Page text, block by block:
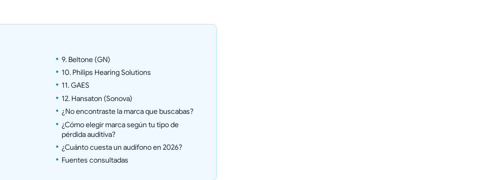
9. Beltone (GN)
10. Philips Hearing Solutions
11. GAES
12. Hansaton (Sonova)
¿No encontraste la marca que buscabas?
¿Cómo elegir marca según tu tipo de
pérdida auditiva?
¿Cuánto cuesta un audífono en 2026?
Fuentes consultadas